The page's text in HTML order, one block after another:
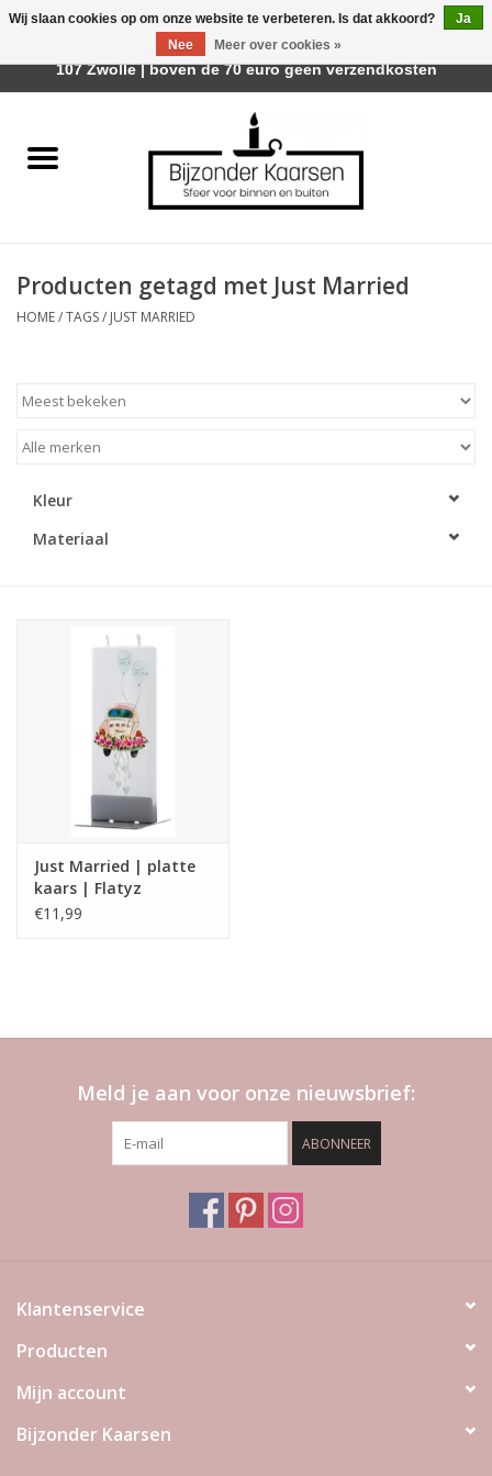
Räder Design Stories
Geurkaarsen
LED Kaarsen
Relatiegeschenken & Bedankjes
Huisparfums
Merken
Producten getagd met Just Married
HOME/TAGS/ JUST MARRIED
Kleur
Materiaal
Just Married | platte
kaars | Flatyz
€11,99
Meld je aan voor onze nieuwsbrief:
ABONNEER
Klantenservice
Producten
Mijn account
Bijzonder Kaarsen
Wij slaan cookies op om onze website te verbeteren. Is dat akkoord?
Ja
Nee
Meer over cookies »
Afhalen is mogelijk bij Trotz Woon & Cadeau | Belvederelaan
107 Zwolle | boven de 70 euro geen verzendkosten